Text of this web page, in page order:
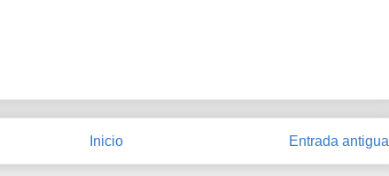
Entrada antigua
Inicio